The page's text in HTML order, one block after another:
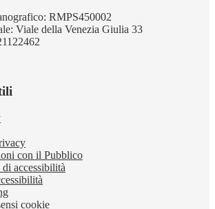
RMPS450002
Viale della Venezia Giulia 33
con il Pubblico
accessibilità
cookie